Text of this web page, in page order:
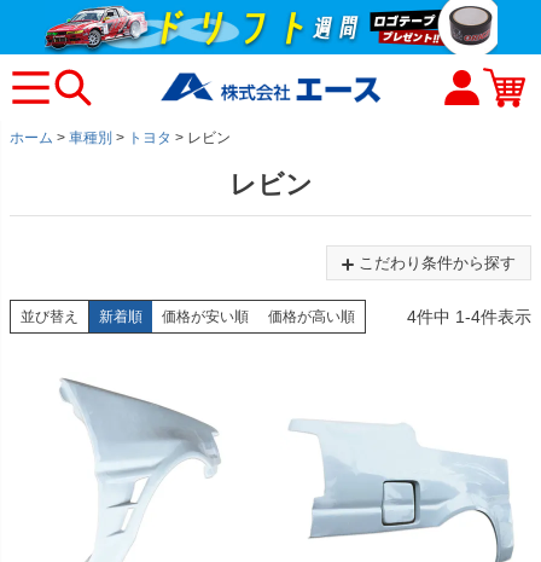
ホーム 車種別 トヨタ レビン
レビン
こだわり条件から探す
並び替え 新着順 価格が安い順 価格が高い順 4件中 1-4件表示